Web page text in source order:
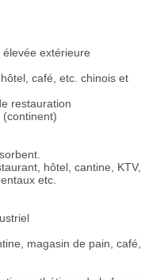
extérieure
café, etc. chinois et
restauration
hôtel, cantine, KTV,
etc.
magasin de pain, café,